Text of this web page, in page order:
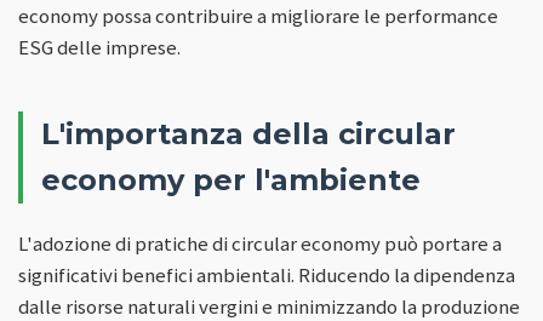
economy possa contribuire a migliorare le performance
ESG delle imprese.
L'importanza della circular
economy per l'ambiente
L'adozione di pratiche di circular economy può portare a
significativi benefici ambientali. Riducendo la dipendenza
dalle risorse naturali vergini e minimizzando la produzione